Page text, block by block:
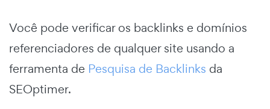
Você pode verificar os backlinks e domínios
referenciadores de qualquer site usando a
ferramenta de Pesquisa de Backlinks da
SEOptimer.